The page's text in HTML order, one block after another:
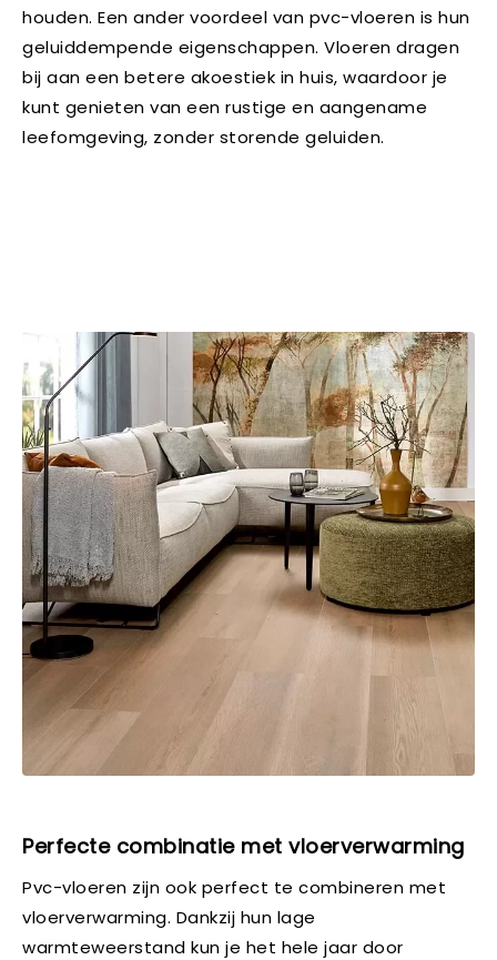
houden. Een ander voordeel van pvc-vloeren is hun
geluiddempende eigenschappen. Vloeren dragen
bij aan een betere akoestiek in huis, waardoor je
kunt genieten van een rustige en aangename
leefomgeving, zonder storende geluiden.
Perfecte combinatie met vloerverwarming
Pvc-vloeren zijn ook perfect te combineren met
vloerverwarming. Dankzij hun lage
warmteweerstand kun je het hele jaar door